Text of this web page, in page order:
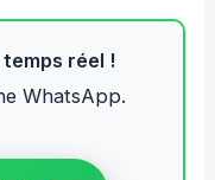
réel !
WhatsApp.